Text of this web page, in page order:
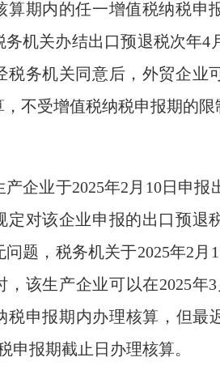
算期内的任一增值税纳税申
机关办结出口预退税次年4
税务机关同意后，外贸企业
不受增值税纳税申报期的限
业于2025年2月10日申报
定对该企业申报的出口预退
题，税务机关于2025年2月
，该生产企业可以在2025年
税申报期内办理核算，但最
申报期截止日办理核算。